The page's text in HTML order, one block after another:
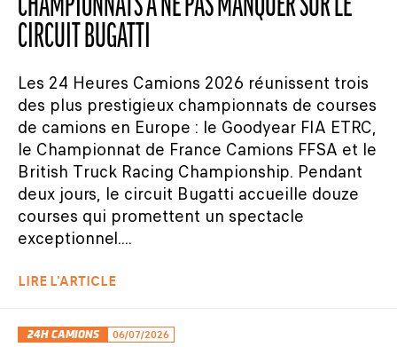
CHAMPIONNATS À NE PAS MANQUER SUR LE
CIRCUIT BUGATTI
Les 24 Heures Camions 2026 réunissent trois
des plus prestigieux championnats de courses
de camions en Europe : le Goodyear FIA ETRC,
le Championnat de France Camions FFSA et le
British Truck Racing Championship. Pendant
deux jours, le circuit Bugatti accueille douze
courses qui promettent un spectacle
exceptionnel....
LIRE L'ARTICLE
24H CAMIONS 06/07/2026